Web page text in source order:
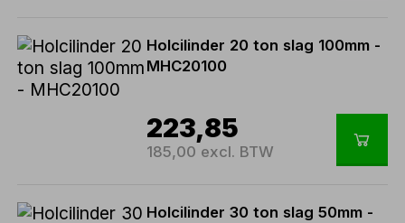
Holcilinder 20 ton slag 100mm -
MHC20100
223,85
185,00 excl. BTW
Holcilinder 30 ton slag 50mm -